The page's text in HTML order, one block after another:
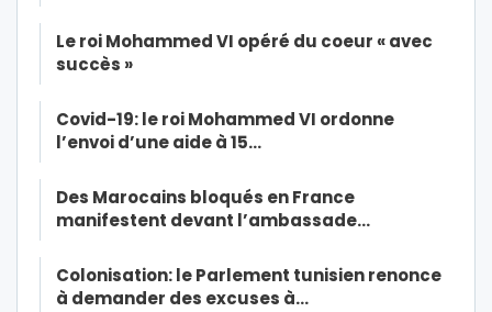
Le roi Mohammed VI opéré du coeur « avec
succès »
Covid-19: le roi Mohammed VI ordonne
l’envoi d’une aide à 15…
Des Marocains bloqués en France
manifestent devant l’ambassade…
Colonisation: le Parlement tunisien renonce
à demander des excuses à…